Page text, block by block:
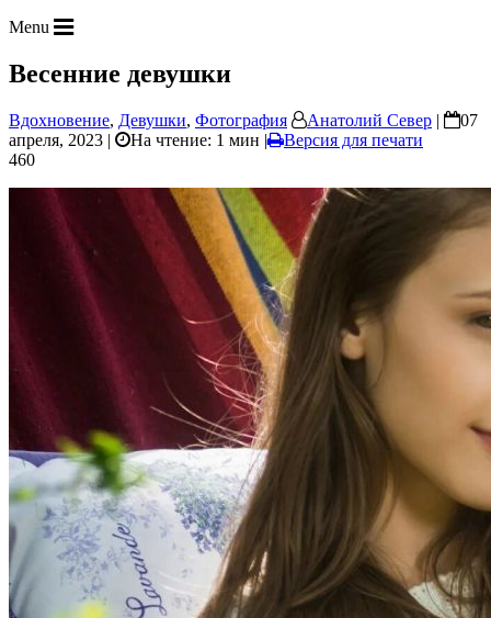
Menu
Весенние девушки
Вдохновение, Девушки, Фотография Анатолий Север |
07
апреля, 2023 |
На чтение: 1 мин |
Версия для печати
460